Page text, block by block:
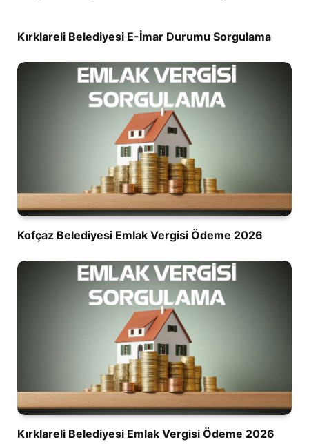
Kırklareli Belediyesi E-İmar Durumu Sorgulama
Kofçaz Belediyesi Emlak Vergisi Ödeme 2026
Kırklareli Belediyesi Emlak Vergisi Ödeme 2026